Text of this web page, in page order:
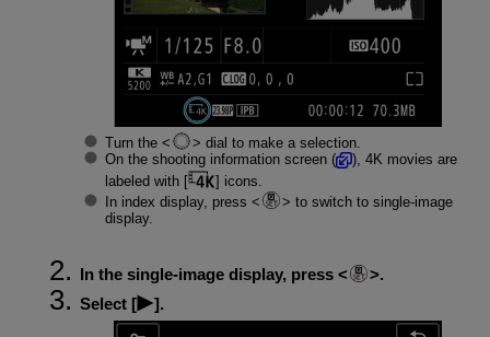
Turn the
dial to make a selection.
On the shooting information screen (
), 4K movies are
labeled with [
] icons.
In index display, press
to switch to single-image
display.
In the single-image display, press
.
Select [
].